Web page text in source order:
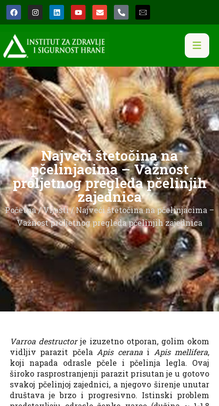
Najveći štetočina na
pčelinjacima – Važnost
proljetnog pregleda pčelinjih
zajednica
Početna/Vijesti/ Najveći štetočina na pčelinjacima –
Važnost proljetnog pregleda pčelinjih zajednica
Varroa destructorje izuzetno otporan, golim okom
vidljiv parazit pčela Apis ceranai Apis mellifera,
koji napada odrasle pčele i pčelinja legla. Ovaj
široko rasprostranjenji parazit prisutan je u gotovo
svakoj pčelinjoj zajednici, a njegovo širenje unutar
društava je brzo i progresivno. Istinski problem